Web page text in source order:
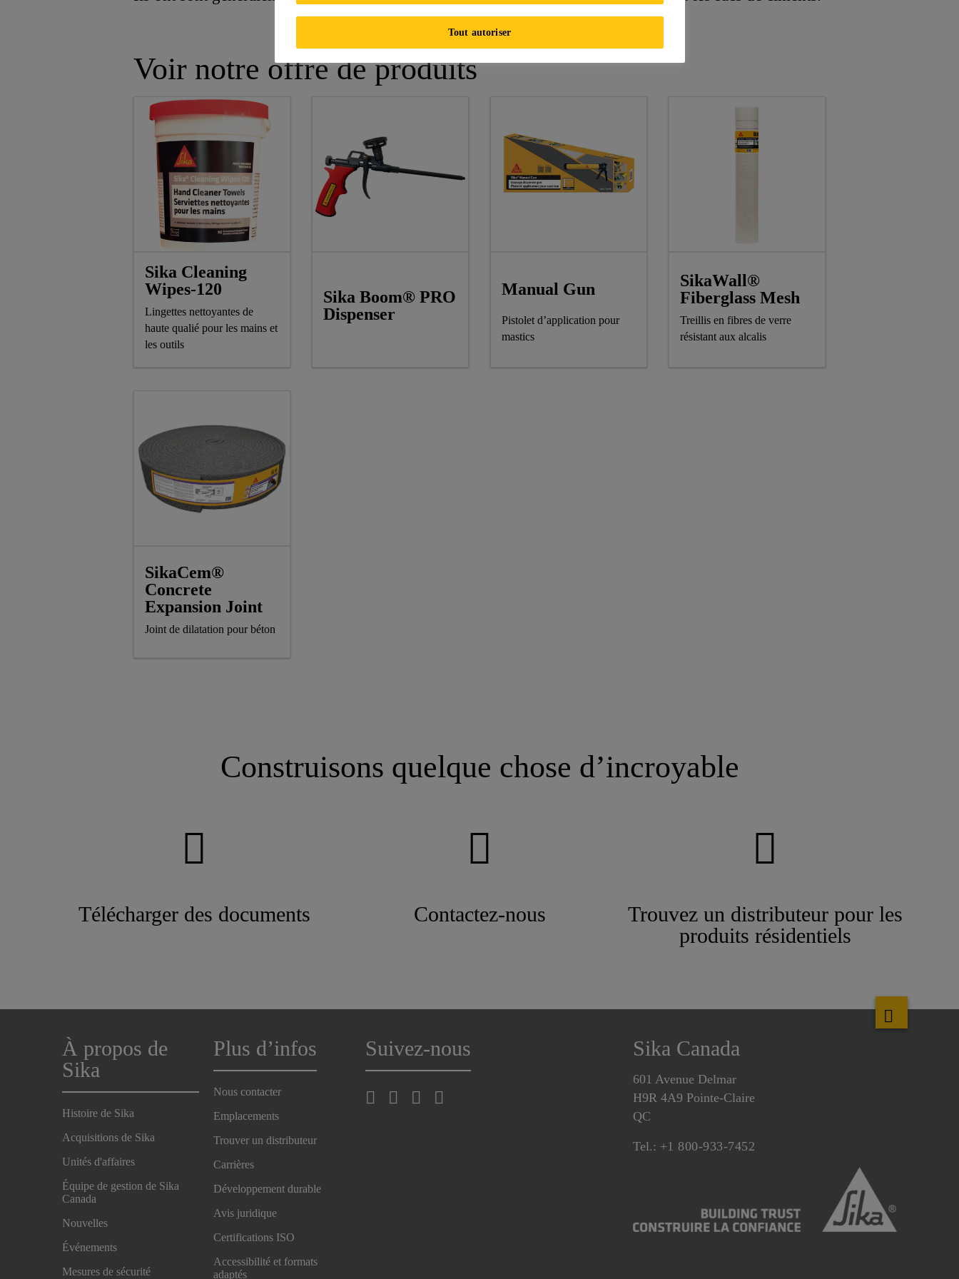
Voir notre offre de produits
Sika Cleaning
Wipes-120
Lingettes nettoyantes de
haute qualié pour les mains et
les outils
Sika Boom® PRO
Dispenser
Manual Gun
Pistolet d’application pour
mastics
SikaWall®
Fiberglass Mesh
Treillis en fibres de verre
résistant aux alcalis
SikaCem®
Concrete
Expansion Joint
Joint de dilatation pour béton
Construisons quelque chose d’incroyable
Télécharger des documents Contactez-nous
Trouvez un distributeur pour les
produits résidentiels
À propos de
Sika
Histoire de Sika
Acquisitions de Sika
Unités d'affaires
Équipe de gestion de Sika
Canada
Nouvelles
Événements
Mesures de sécurité
Plus d’infos
Nous contacter
Emplacements
Trouver un distributeur
Carrières
Développement durable
Avis juridique
Certifications ISO
Accessibilité et formats
adaptés
Suivez-nous Sika Canada
601 Avenue Delmar
H9R 4A9 Pointe-Claire
QC
Tel.: +1 800-933-7452
Tout autoriser